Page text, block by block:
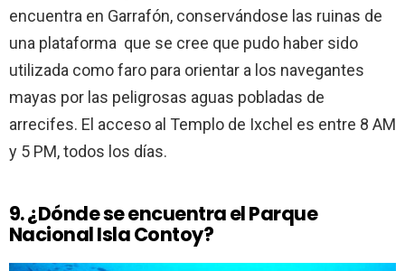
encuentra en Garrafón, conservándose las ruinas de
una plataforma que se cree que pudo haber sido
utilizada como faro para orientar a los navegantes
mayas por las peligrosas aguas pobladas de
arrecifes. El acceso al Templo de Ixchel es entre 8 AM
y 5 PM, todos los días.
9. ¿Dónde se encuentra el Parque
Nacional Isla Contoy?